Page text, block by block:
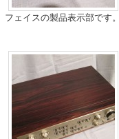
フェイスの製品表示部です